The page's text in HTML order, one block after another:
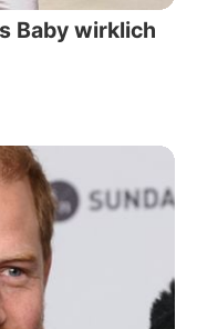
Baby wirklich